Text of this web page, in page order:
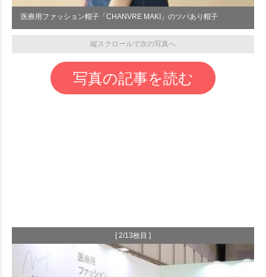
医療用ファッション帽子「CHANVRE MAKI」のツバあり帽子
縦スクロールで次の写真へ
写真の記事を読む
[ 2/13枚目 ]